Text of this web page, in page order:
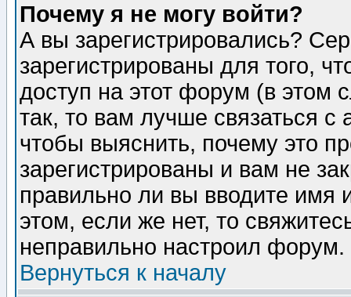
Почему я не могу войти?
А вы зарегистрировались?
зарегистрированы для того,
доступ на этот форум (в этом
так, то вам лучше связаться
чтобы выяснить, почему это
зарегистрированы и вам не
правильно ли вы вводите
этом, если же нет, то
неправильно настроил форум.
Вернуться к началу